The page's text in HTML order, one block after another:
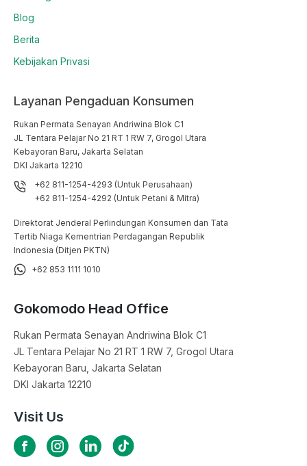
Blog
Berita
Kebijakan Privasi
Layanan Pengaduan Konsumen
Rukan Permata Senayan Andriwina Blok C1
JL Tentara Pelajar No 21 RT 1 RW 7, Grogol Utara
Kebayoran Baru, Jakarta Selatan
DKI Jakarta 12210
+62 811-1254-4293 (Untuk Perusahaan)
+62 811-1254-4292 (Untuk Petani & Mitra)
Direktorat Jenderal Perlindungan Konsumen dan Tata
Tertib Niaga Kementrian Perdagangan Republik
Indonesia (Ditjen PKTN)
+62 853 1111 1010
Gokomodo Head Office
Rukan Permata Senayan Andriwina Blok C1
JL Tentara Pelajar No 21 RT 1 RW 7, Grogol Utara
Kebayoran Baru, Jakarta Selatan
DKI Jakarta 12210
Visit Us